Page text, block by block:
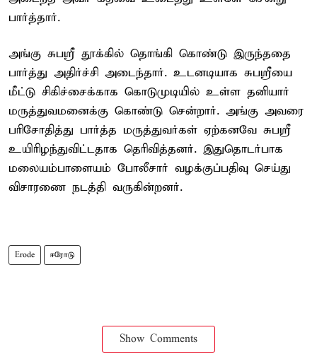
பார்த்தார்.
அங்கு சுபஸ்ரீ தூக்கில் தொங்கி கொண்டு இருந்ததை
பார்த்து அதிர்ச்சி அடைந்தார். உடனடியாக சுபஸ்ரீயை
மீட்டு சிகிச்சைக்காக கொடுமுடியில் உள்ள தனியார்
மருத்துவமனைக்கு கொண்டு சென்றார். அங்கு அவரை
பரிசோதித்து பார்த்த மருத்துவர்கள் ஏற்கனவே சுபஸ்ரீ
உயிரிழந்துவிட்டதாக தெரிவித்தனர். இதுதொடர்பாக
மலையம்பாளையம் போலீசார் வழக்குப்பதிவு செய்து
விசாரணை நடத்தி வருகின்றனர்.
Erode ஈரோடு
Show Comments